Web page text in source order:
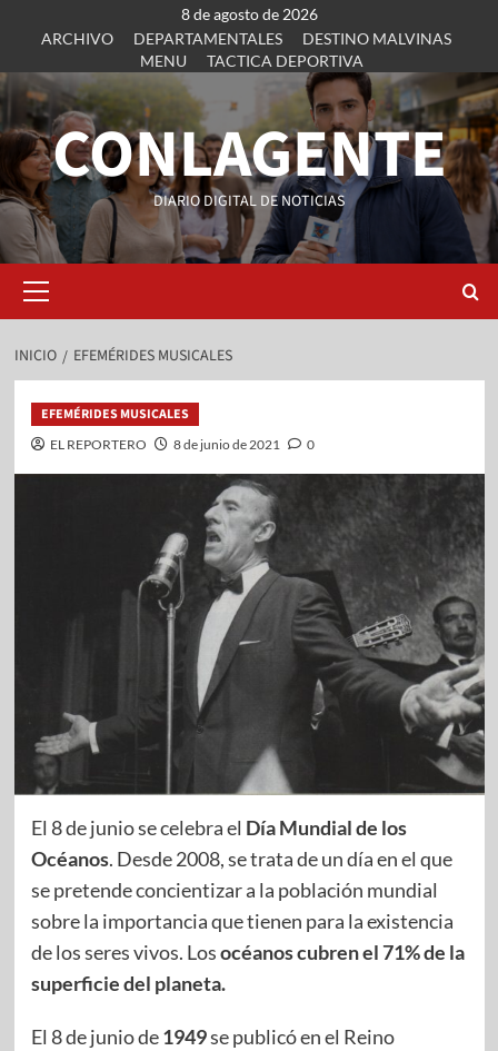
8 de agosto de 2026
ARCHIVO
DEPARTAMENTALES
DESTINO MALVINAS
MENU
TACTICA DEPORTIVA
CONLAGENTE
DIARIO DIGITAL DE NOTICIAS
INICIO EFEMÉRIDES MUSICALES
EFEMÉRIDES MUSICALES
EL REPORTERO 8 de junio de 2021 0
El 8 de junio se celebra el Día Mundial de los
Océanos. Desde 2008, se trata de un día en el que
se pretende concientizar a la población mundial
sobre la importancia que tienen para la existencia
de los seres vivos. Losocéanos cubren el 71% de la
superficie del planeta.
El 8 de junio de1949se publicó en el Reino